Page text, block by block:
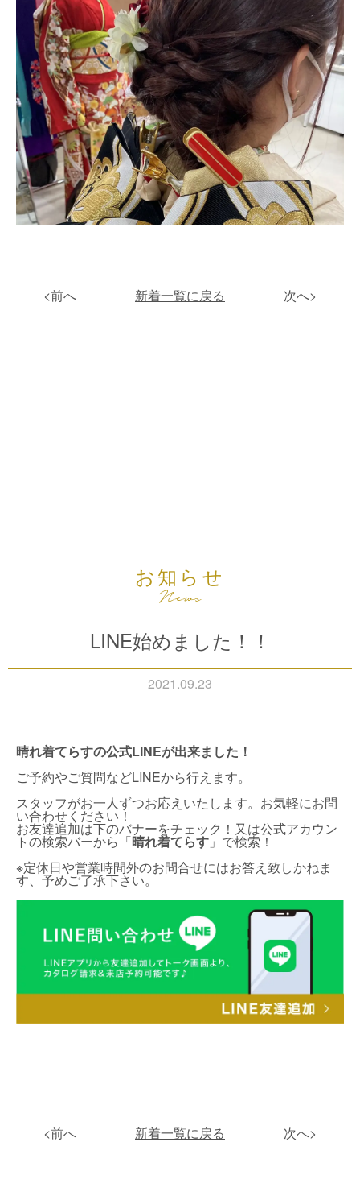
<前へ 新着一覧に戻る 次へ>
お知らせ
LINE始めました！！
2021.09.23
晴れ着てらすの公式LINEが出来ました！
ご予約やご質問などLINEから行えます。
スタッフがお一人ずつお応えいたします。お気軽にお問
い合わせください！
お友達追加は下のバナーをチェック！又は公式アカウン
トの検索バーから「晴れ着てらす」で検索！
※定休日や営業時間外のお問合せにはお答え致しかねま
す、予めご了承下さい。
<前へ 新着一覧に戻る 次へ>